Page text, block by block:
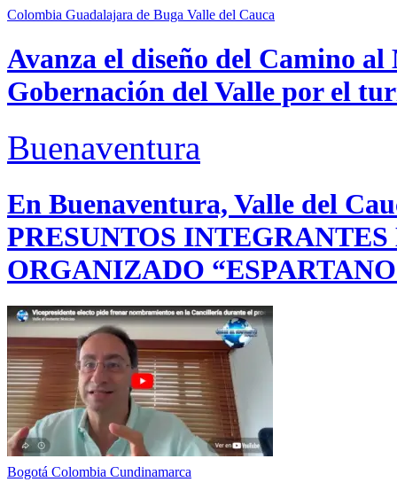
Colombia Guadalajara de Buga Valle del Cauca
Avanza el diseño del Camino
Gobernación del Valle por el
Buenaventura
En Buenaventura, Valle del
PRESUNTOS
ORGANIZADO
Bogotá Colombia Cundinamarca